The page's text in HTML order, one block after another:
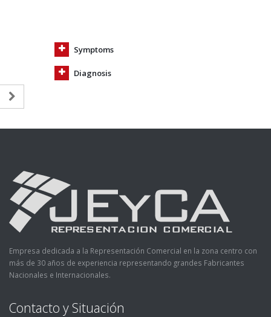
Symptoms
Diagnosis
Empresa dedicada a la Representación Comercial en la zona centro con
más de 30 años de experiencia representando grandes Fabricantes
Nacionales e Internacionales.
Contacto y Situación